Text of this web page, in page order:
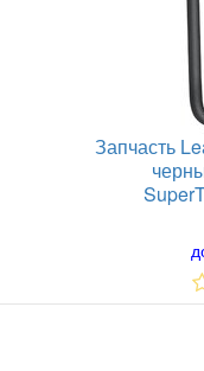
Запчасть